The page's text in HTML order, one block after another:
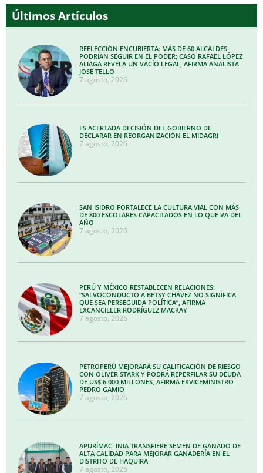
Últimos Artículos
REELECCIÓN ENCUBIERTA: MÁS DE 60 ALCALDES
PODRÍAN SEGUIR EN EL PODER; CASO RAFAEL LÓPEZ
ALIAGA REVELA UN VACÍO LEGAL, AFIRMA ANALISTA
JOSÉ TELLO
7 agosto, 2026
ES ACERTADA DECISIÓN DEL GOBIERNO DE
DECLARAR EN REORGANIZACIÓN EL MIDAGRI
7 agosto, 2026
SAN ISIDRO FORTALECE LA CULTURA VIAL CON MÁS
DE 800 ESCOLARES CAPACITADOS EN LO QUE VA DEL
AÑO
7 agosto, 2026
PERÚ Y MÉXICO RESTABLECEN RELACIONES:
“SALVOCONDUCTO A BETSY CHÁVEZ NO SIGNIFICA
QUE SEA PERSEGUIDA POLÍTICA”, AFIRMA
EXCANCILLER RODRÍGUEZ MACKAY
7 agosto, 2026
PETROPERÚ MEJORARÁ SU CALIFICACIÓN DE RIESGO
CON OLIVER STARK Y PODRÁ REPERFILAR SU DEUDA
DE US$ 6.000 MILLONES, AFIRMA EXVICEMINISTRO
PEDRO GAMIO
7 agosto, 2026
APURÍMAC: INIA TRANSFIERE SEMEN DE GANADO DE
ALTA CALIDAD PARA MEJORAR GANADERÍA EN EL
DISTRITO DE HAQUIRA
7 agosto, 2026